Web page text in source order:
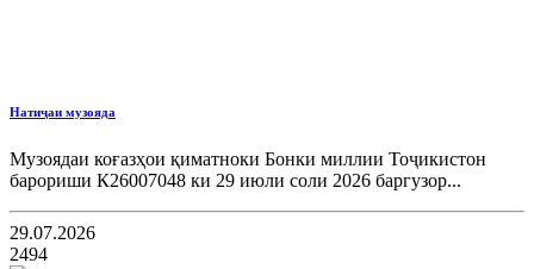
Натиҷаи музояда
Музоядаи коғазҳои қиматноки Бонки миллии Тоҷикистон
барориши К26007048 ки 29 июли соли 2026 баргузор...
29.07.2026
2494